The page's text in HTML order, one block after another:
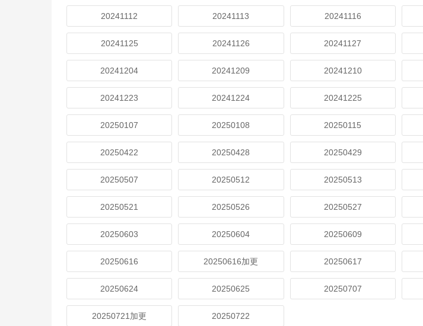
20241112 20241113 20241116
20241125 20241126 20241127
20241204 20241209 20241210
20241223 20241224 20241225
20250107 20250108 20250115
20250422 20250428 20250429
20250507 20250512 20250513
20250521 20250526 20250527
20250603 20250604 20250609
20250616 20250616加更 20250617
20250624 20250625 20250707
20250721加更 20250722